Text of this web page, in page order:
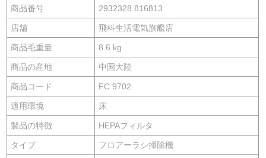
商品番号 2932328 816813
店舗 飛科生活電気旗艦店
商品毛重量 8.6 kg
商品の産地 中国大陸
商品コード FC 9702
適用環境 床
製品の特徴 HEPAフィルタ
タイプ フロアーラシ掃除機